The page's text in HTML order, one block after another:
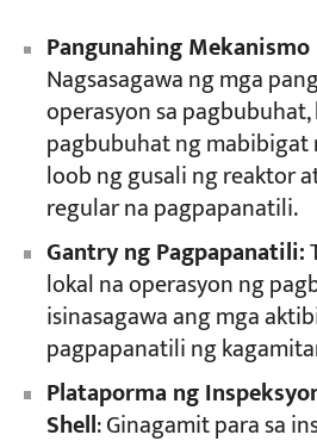
Pangunahing
Nagsasagawa ng mga
operasyon sa
pagbubuhat ng mabibigat
loob ng gusali ng reaktor
regular na pagpapanatili.
Gantry ng Pagpapanatili:
lokal na operasyon ng
isinasagawa ang mga
pagpapanatili ng
Plataporma ng
Shell: Ginagamit para sa